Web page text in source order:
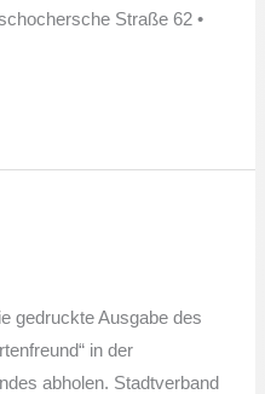
Straße 62 •
gedruckte Ausgabe des
in der
abholen. Stadtverband